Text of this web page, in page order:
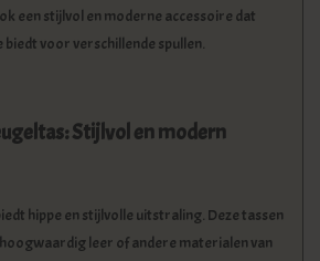
een stijlvol en moderne accessoire dat
voor verschillende spullen.
Stijlvol en modern
hippe en stijlvolle uitstraling. Deze tassen
leer of andere materialen van